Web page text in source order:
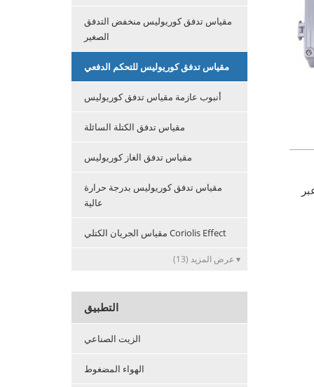
مقياس تدفق كوريوليس منخفض التدفق
الصغير
مقياس تدفق كوريوليس للتحكم الدفعي
أنبوب عازمة مقياس تدفق كوريوليس
مقياس تدفق الكتلة السائلة
مقياس تدفق الغاز كوريوليس
مقياس تدفق كوريوليس بدرجة حرارة
عالية
مقياس الجريان الكتلي Coriolis Effect
عرض المزيد (13) ▾
التطبيق
الزيت الصناعي
الهواء المضغوط